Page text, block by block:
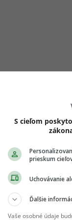
prospech
patrili
vypínali
v
ktorú spolu
zostať spolu.
S cieľom
prieskum
Uchovávanie
Ďalšie
Vaše osobné údaje